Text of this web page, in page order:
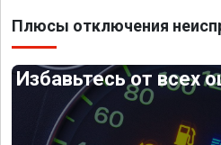
Плюсы отключения
Избавьтесь от всех